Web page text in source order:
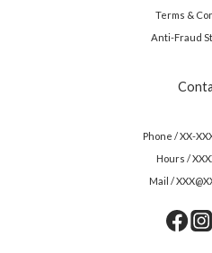
Terms &
Anti-Fraud
Phone / XX-
Hours /
Mail /